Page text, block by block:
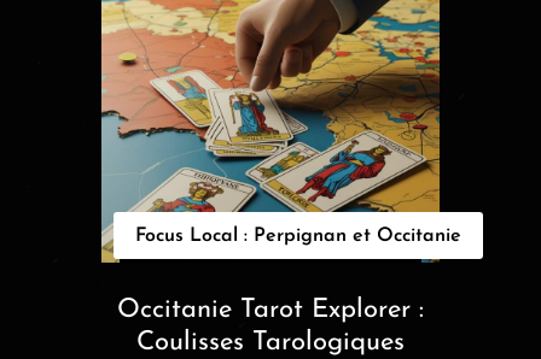
Focus Local : Perpignan et Occitanie
Occitanie Tarot Explorer :
Coulisses Tarologiques